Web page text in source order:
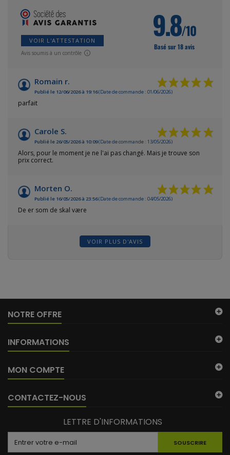
VOIR L'ATTESTATION
Avis soumis à un contrôle
9.8/10
Basé sur 18 avis
Romain r.
Publié le 12/06/2026 à 19:16(Date de commande : 01/06/2026)
parfait
Carole S.
Publié le 26/05/2026 à 10:09(Date de commande : 13/05/2026)
Alors, pour le moment je ne l'ai pas changé. Mais je trouve son
prix correct.
Morten O.
Publié le 16/05/2026 à 23:56(Date de commande : 04/05/2026)
De er som de skal være
VOIR PLUS D'AVIS
NOTRE OFFRE
INFORMATIONS
MON COMPTE
CONTACTEZ-NOUS
LETTRE D'INFORMATIONS
SOUSCRIRE